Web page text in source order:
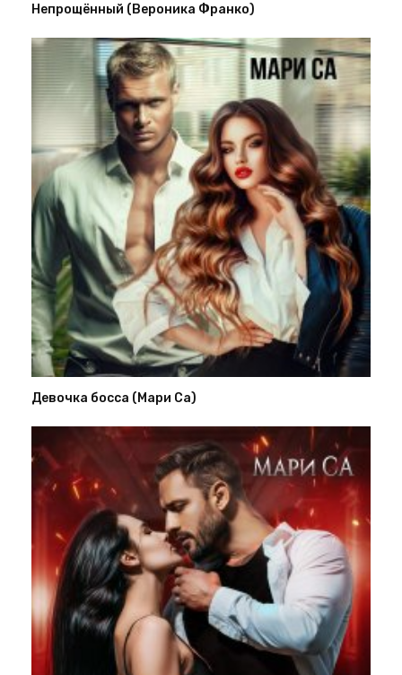
Непрощённый (Вероника Франко)
Девочка босса (Мари Са)